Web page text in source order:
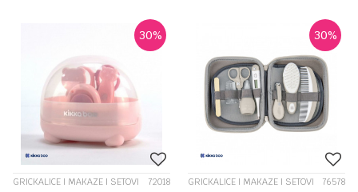
30%
GRICKALICE I MAKAZE I SETOVI 72018
30%
GRICKALICE I MAKAZE I SETOVI 76578